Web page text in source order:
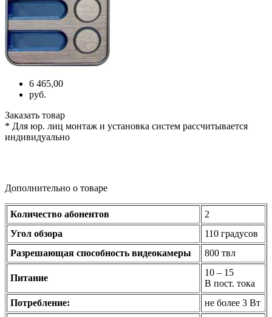
6 465,00
руб.
Заказать товар
* Для юр. лиц монтаж и установка систем рассчитывается
индивидуально
Дополнительно о товаре
Количество абонентов
2
Угол обзора
110 градусов
Разрешающая способность видеокамеры
800 твл
Питание
10 – 15
В пост. тока
Потребление:
не более 3 Вт